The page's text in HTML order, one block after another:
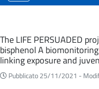
Eventi
The LIFE PERSUADED
bisphenol A
linking exposure and
Pubblicato 25/11/2021 -